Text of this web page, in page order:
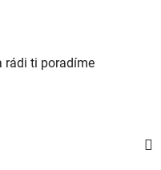
rádi ti poradíme